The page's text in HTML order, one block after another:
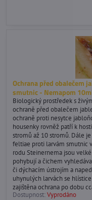
Ochrana před obalečem
smutnic - Nemapom
Biologický prostředek s
ochraně před obalečem
ochraně proti nesytce
housenky rovněž patří k
stromů až 10 stromů. Dále
feltiae proti larvám smutnic
rodu Steinernema jsou
pohybují a čichem
či dýchacím ústrojím a
uhynulých larvách se
zajištěna ochrana po dobu
Dostupnost:Vyprodáno